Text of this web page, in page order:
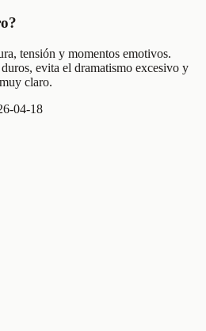
tensión y momentos emotivos.
evita el dramatismo excesivo y
claro.
04-18